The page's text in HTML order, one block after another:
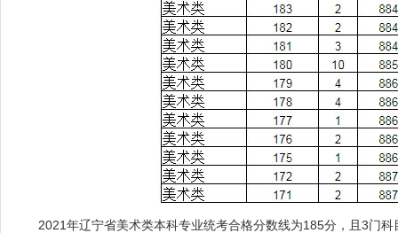
2021年辽宁省美术类本科专业统考合格分数线为185分，且3门科